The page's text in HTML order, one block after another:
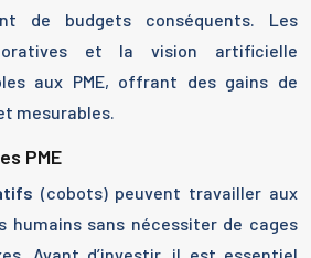
de budgets conséquents. Les
et la vision artificielle
aux PME, offrant des gains de
mesurables.
PME
(cobots) peuvent travailler aux
humains sans nécessiter de cages